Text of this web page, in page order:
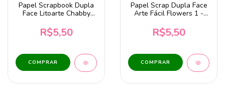
Papel Scrapbook Dupla
Face Litoarte Chabby
R$5,50
Papel Scrap Dupla Face
Arte Fácil Flowers 1 -
R$5,50